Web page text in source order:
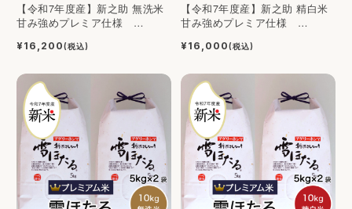
【令和7年度産】新之助 無洗米
甘み強めプレミア仕様
¥16,200(税込)
【令和7年度産】新之助 精白米
甘み強めプレミア仕様
¥16,000(税込)